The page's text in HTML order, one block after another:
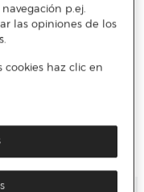
Cold WWE Playmobil
p.ej.
las opiniones de los
haz clic en